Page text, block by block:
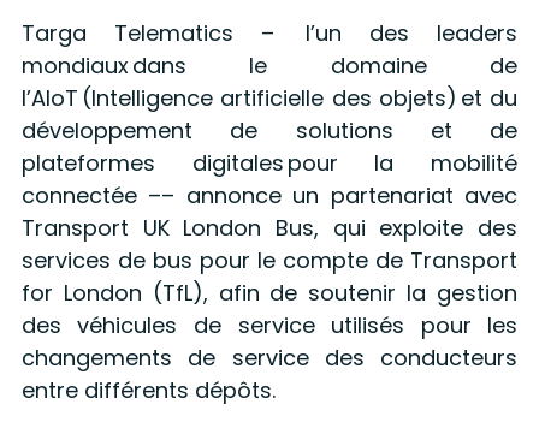
Targa Telematics – l’un des leaders
mondiaux dans le domaine de
l’AIoT (Intelligence artificielle des objets) et du
développement de solutions et de
plateformes digitales pour la mobilité
connectée –– annonce un partenariat avec
Transport UK London Bus, qui exploite des
services de bus pour le compte de Transport
for London (TfL), afin de soutenir la gestion
des véhicules de service utilisés pour les
changements de service des conducteurs
entre différents dépôts.